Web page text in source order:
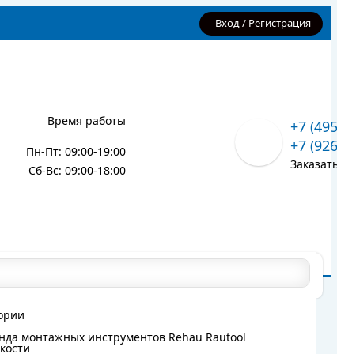
Вход/ Регистрация
Время работы
Пн-Пт: 09:00-19:00
Сб-Вс: 09:00-18:00
+7
+7
монтажных инструментов Rehau Rautool
монтажных инструментов Rehau Rautool